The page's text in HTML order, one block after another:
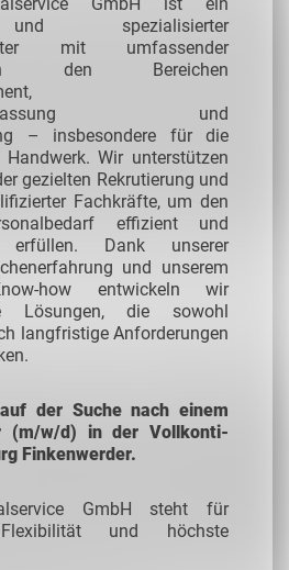
spezialisierter
mit umfassender
den Bereichen
und
– insbesondere für die
Handwerk.Wir unterstützen
gezielten Rekrutierung und
Fachkräfte, um den
effizient und
Dank unserer
und unserem
how entwickeln wir
Lösungen, die sowohl
langfristige Anforderungen
der Suche nach einem
(m/w/d) in der Vollkonti-
Finkenwerder.
GmbH steht für
Flexibilität und höchste